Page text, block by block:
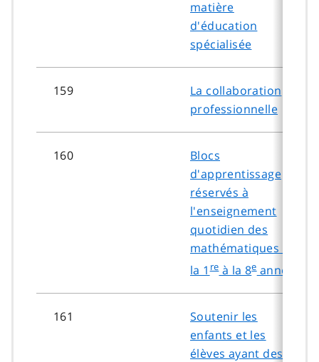
matière
d'éducation
spécialisée
159
La collaboration
professionnelle
160
Blocs
d'apprentissage
réservés à
l'enseignement
quotidien des
mathématiques de
la 1reà la 8eannée
161
Soutenir les
enfants et les
élèves ayant des